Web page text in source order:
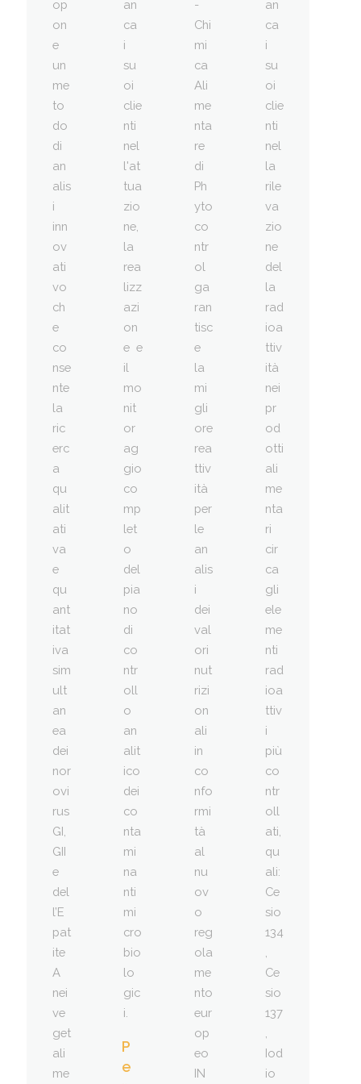
op
on
e
un
me
to
do
di
an
alis
i
inn
ov
ati
vo
ch
e
co
nse
nte
la
ric
erc
a
qu
alit
ati
va
e
qu
ant
itat
iva
sim
ult
an
ea
dei
nor
ovi
rus
GI,
GII
e
del
l’E
pat
ite
A
nei
ve
get
ali
me
an
ca
i
su
oi
clie
nti
nel
l'at
tua
zio
ne,
la
rea
lizz
azi
on
e e
il
mo
nit
or
ag
gio
co
mp
let
o
del
pia
no
di
co
ntr
oll
o
an
alit
ico
dei
co
nta
mi
na
nti
mi
cro
bio
lo
gic
i.
P
e
-
Chi
mi
ca
Ali
me
nta
re
di
Ph
yto
co
ntr
ol
ga
ran
tisc
e
la
mi
gli
ore
rea
ttiv
ità
per
le
an
alis
i
dei
val
ori
nut
rizi
on
ali
in
co
nfo
rmi
tà
al
nu
ov
o
reg
ola
me
nto
eur
op
eo
IN
an
ca
i
su
oi
clie
nti
nel
la
rile
va
zio
ne
del
la
rad
ioa
ttiv
ità
nei
pr
od
otti
ali
me
nta
ri
cir
ca
gli
ele
me
nti
rad
ioa
ttiv
i
più
co
ntr
oll
ati,
qu
ali:
Ce
sio
134
Ce
sio
137
Iod
io